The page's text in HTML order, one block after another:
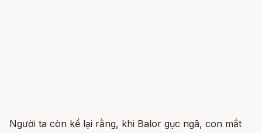
Người ta còn kể lại rằng, khi Balor gục ngã, con mắt